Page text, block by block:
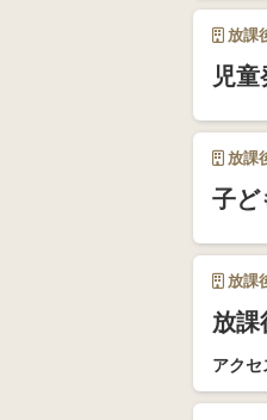
放課
児
放課
子ど
放課
放
アクセ